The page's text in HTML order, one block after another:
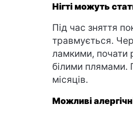
Нігті можуть
Під час зняття
травмується.
ламкими, почати
білими плямами.
місяців.
Можливі